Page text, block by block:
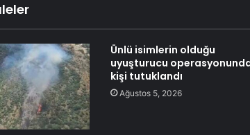
Ünlü isimlerin olduğu
uyuşturucu operasyonunda
kişi tutuklandı
Ağustos 5, 2026